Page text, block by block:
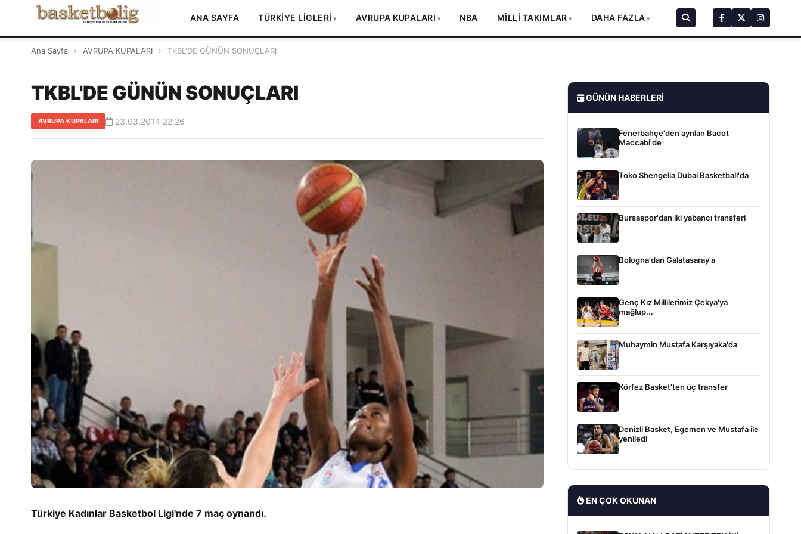
ANA SAYFA TÜRKİYE LİGLERİ AVRUPA KUPALARI NBA MİLLİ TAKIMLAR DAHA FAZLA
Ana Sayfa › AVRUPA KUPALARI › TKBL'DE GÜNÜN SONUÇLARI
TKBL'DE GÜNÜN SONUÇLARI
AVRUPA KUPALARI 23.03.2014 22:26
Türkiye Kadınlar Basketbol Ligi'nde 7 maç oynandı.
GÜNÜN HABERLERI
Fenerbahçe'den ayrılan Bacot
Maccabi'de
Toko Shengelia Dubai Basketball'da
Bursaspor'dan iki yabancı transferi
Bologna'dan Galatasaray'a
Genç Kız Millilerimiz Çekya'ya
mağlup...
Muhaymin Mustafa Karşıyaka'da
Körfez Basket'ten üç transfer
Denizli Basket, Egemen ve Mustafa ile
yeniledi
EN ÇOK OKUNAN